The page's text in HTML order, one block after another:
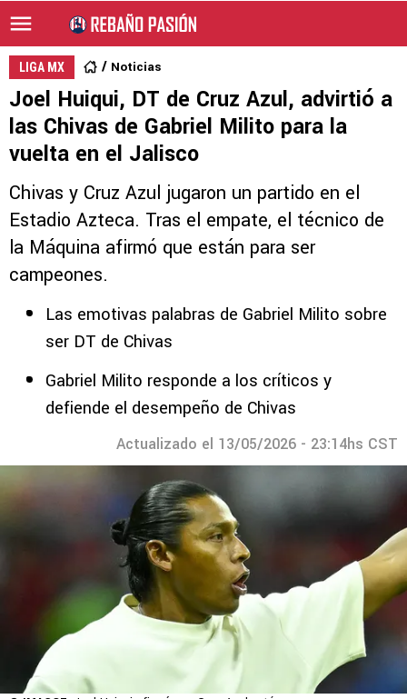
LIGA MX Noticias
Joel Huiqui, DT de Cruz Azul, advirtió a
las Chivas de Gabriel Milito para la
vuelta en el Jalisco
Chivas y Cruz Azul jugaron un partido en el
Estadio Azteca. Tras el empate, el técnico de
la Máquina afirmó que están para ser
campeones.
Las emotivas palabras de Gabriel Milito sobre
ser DT de Chivas
Gabriel Milito responde a los críticos y
defiende el desempeño de Chivas
Actualizado el 13/05/2026 - 23:14hs CST